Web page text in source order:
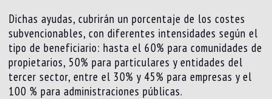
Dichas ayudas, cubrirán un porcentaje de los costes
subvencionables, con diferentes intensidades según el
tipo de beneficiario: hasta el 60% para comunidades de
propietarios, 50% para particulares y entidades del
tercer sector, entre el 30% y 45% para empresas y el
100 % para administraciones públicas.